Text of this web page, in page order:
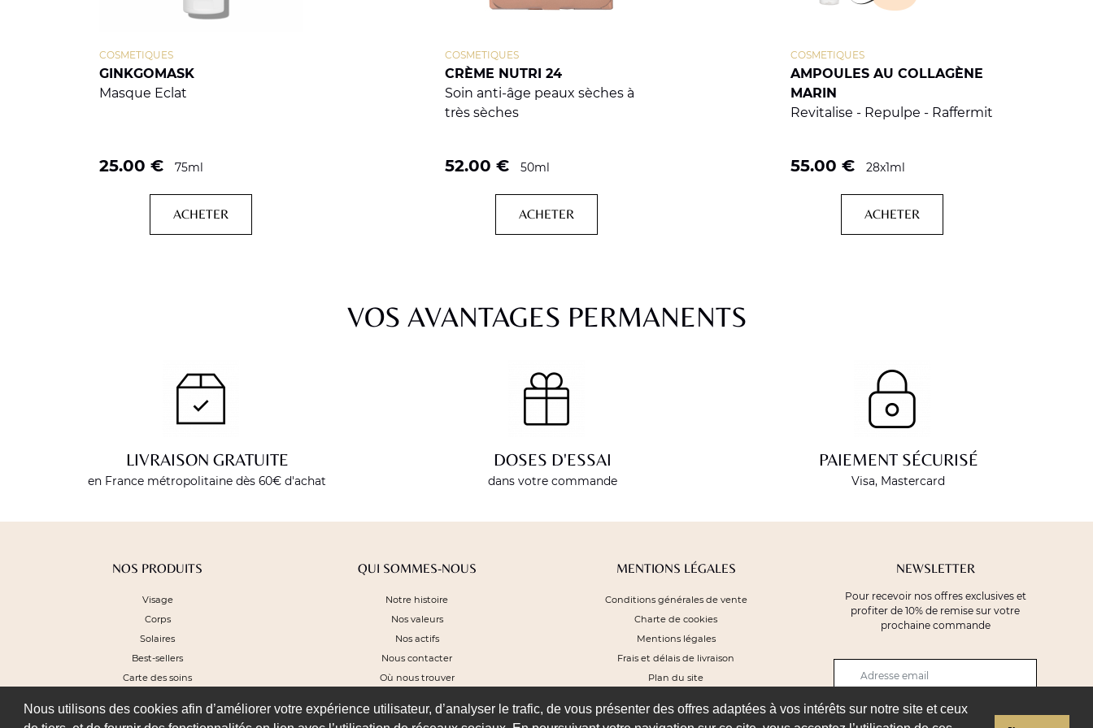
Nous utilisons des cookies afin d’améliorer votre expérience utilisateur, d’analyser le trafic, de vous présenter des offres adaptées à vos intérêts sur notre site et ceux
GINKGOMASK
COSMETIQUES
Masque Eclat
25.00 € 75ml
ACHETER
CRÈME NUTRI 24
COSMETIQUES
Soin anti-âge peaux sèches à
très sèches
52.00 € 50ml
ACHETER
AMPOULES AU COLLAGÈNE
MARIN
COSMETIQUES
Revitalise - Repulpe - Raffermit
55.00 € 28x1ml
ACHETER
VOS AVANTAGES PERMANENTS
LIVRAISON GRATUITE
en France métropolitaine dès 60€ d'achat
DOSES D'ESSAI
dans votre commande
PAIEMENT SÉCURISÉ
Visa, Mastercard
NOS PRODUITS
Visage
Corps
Solaires
Best-sellers
Carte des soins
QUI SOMMES-NOUS
Notre histoire
Nos valeurs
Nos actifs
Nous contacter
Où nous trouver
MENTIONS LÉGALES
Conditions générales de vente
Charte de cookies
Mentions légales
Frais et délais de livraison
Plan du site
NEWSLETTER
Pour recevoir nos offres exclusives et
profiter de 10% de remise sur votre
prochaine commande
JE M'INSCRIS
SUIVEZ-NOUS